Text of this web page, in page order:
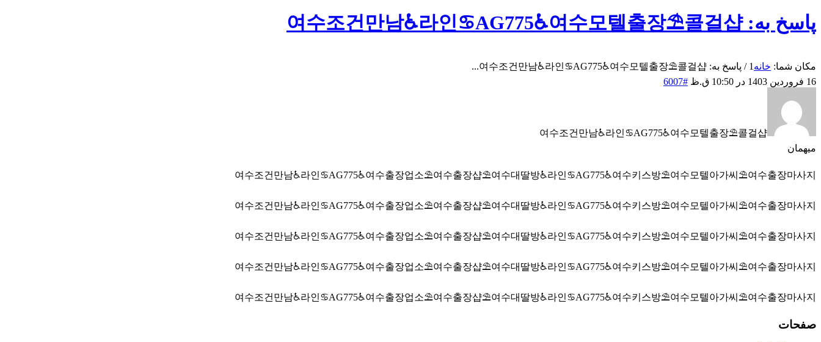
پاسخ به: 여수조건만남♿라인♋AG775♿여수모텔출장⛱️콜걸샵
مکان شما: خانه 1
/ پاسخ به: 여수조건만남♿라인♋AG775♿여수모텔출장⛱️콜걸샵...
16 فروردین 1403 در 10:50 ق.ظ
#6007
여수조건만남♿라인♋AG775♿여수모텔출장⛱️콜걸샵
میهمان
여수조건만남♿라인♋AG775♿여수출장업소⛱️여수출장샵⛱️여수대딸방♿라인♋AG775♿여수키스방⛱️여수모텔아가씨⛱️여수출장마사지
여수조건만남♿라인♋AG775♿여수출장업소⛱️여수출장샵⛱️여수대딸방♿라인♋AG775♿여수키스방⛱️여수모텔아가씨⛱️여수출장마사지
여수조건만남♿라인♋AG775♿여수출장업소⛱️여수출장샵⛱️여수대딸방♿라인♋AG775♿여수키스방⛱️여수모텔아가씨⛱️여수출장마사지
여수조건만남♿라인♋AG775♿여수출장업소⛱️여수출장샵⛱️여수대딸방♿라인♋AG775♿여수키스방⛱️여수모텔아가씨⛱️여수출장마사지
여수조건만남♿라인♋AG775♿여수출장업소⛱️여수출장샵⛱️여수대딸방♿라인♋AG775♿여수키스방⛱️여수모텔아가씨⛱️여수출장마사지
صفحات